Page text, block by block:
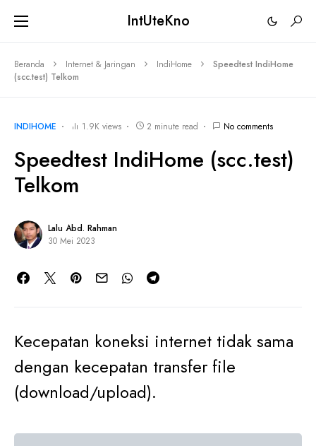
IntUteKno
Beranda Internet & Jaringan IndiHome
Speedtest IndiHome
(scc.test) Telkom
INDIHOME 1.9K views 2 minute read No comments
Speedtest IndiHome (scc.test)
Telkom
Lalu Abd. Rahman
30 Mei 2023
Kecepatan koneksi internet tidak sama
dengan kecepatan transfer file
(download/upload).